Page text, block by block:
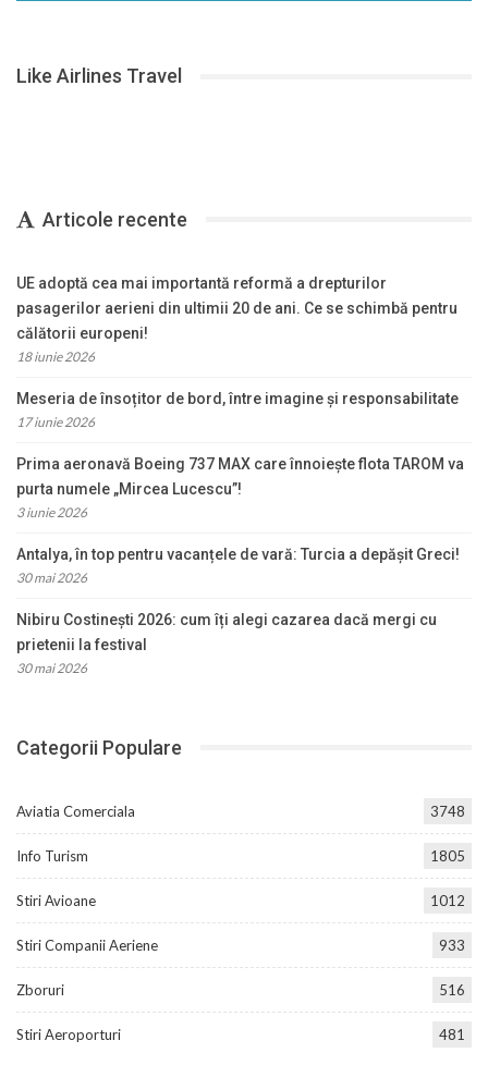
Like Airlines Travel
Articole recente
UE adoptă cea mai importantă reformă a drepturilor
pasagerilor aerieni din ultimii 20 de ani. Ce se schimbă pentru
călătorii europeni!
18 iunie 2026
Meseria de însoțitor de bord, între imagine și responsabilitate
17 iunie 2026
Prima aeronavă Boeing 737 MAX care înnoiește flota TAROM va
purta numele „Mircea Lucescu”!
3 iunie 2026
Antalya, în top pentru vacanțele de vară: Turcia a depășit Greci!
30 mai 2026
Nibiru Costinești 2026: cum îți alegi cazarea dacă mergi cu
prietenii la festival
30 mai 2026
Categorii Populare
Aviatia Comerciala 3748
Info Turism 1805
Stiri Avioane 1012
Stiri Companii Aeriene 933
Zboruri 516
Stiri Aeroporturi 481